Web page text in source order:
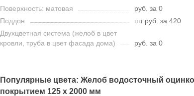
Поверхность: матовая
руб. за 0
Поддон
шт руб. за 420
Двухцветная система (желоб в цвет
кровли, труба в цвет фасада дома)
руб. за 0
Популярные цвета: Желоб водосточный
покрытием 125 х 2000 мм